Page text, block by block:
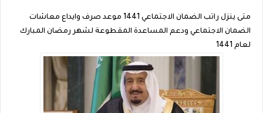
متى ينزل راتب الضمان الاجتماعي 1441 موعد صرف وايداع معاشات
الضمان الاجتماعي ودعم المساعدة المقطوعة لشهر رمضان المبارك
لعام 1441